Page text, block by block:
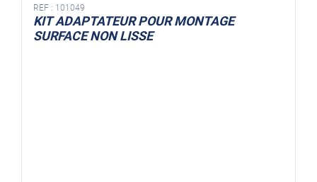
REF : 101049
KIT ADAPTATEUR POUR MONTAGE
SURFACE NON LISSE